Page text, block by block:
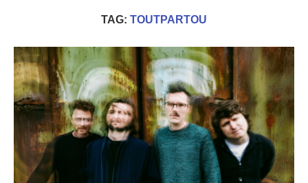
TAG: TOUTPARTOU